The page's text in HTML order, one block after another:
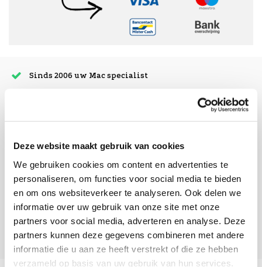
Deze website maakt gebruik van cookies
We gebruiken cookies om content en advertenties te
personaliseren, om functies voor social media te bieden
en om ons websiteverkeer te analyseren. Ook delen we
informatie over uw gebruik van onze site met onze
partners voor social media, adverteren en analyse. Deze
partners kunnen deze gegevens combineren met andere
informatie die u aan ze heeft verstrekt of die ze hebben
verzameld op basis van uw gebruik van hun services.
Sinds 2006 uw Mac specialist
Vandaag besteld, morgen in huis
beoordelingen